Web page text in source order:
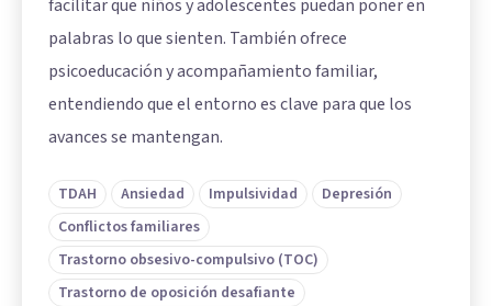
facilitar que niños y adolescentes puedan poner en
palabras lo que sienten. También ofrece
psicoeducación y acompañamiento familiar,
entendiendo que el entorno es clave para que los
avances se mantengan.
TDAH Ansiedad Impulsividad
Depresión
Conflictos familiares
Trastorno obsesivo-compulsivo (TOC)
Trastorno de oposición desafiante